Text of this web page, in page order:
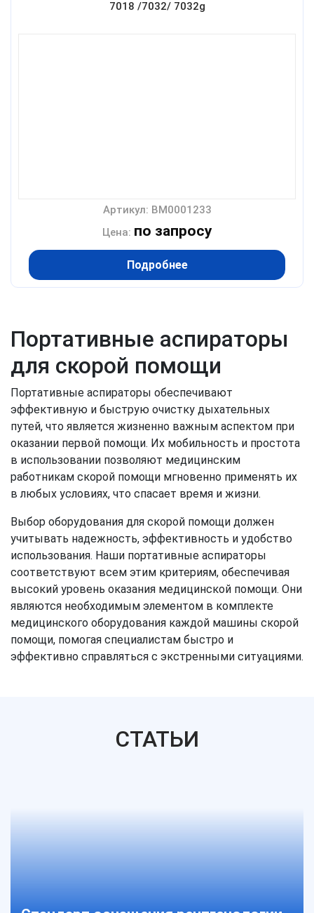
7018 /7032/ 7032g
Артикул: BM0001233
Цена: по запросу
Подробнее
Портативные аспираторы
для скорой помощи
Портативные аспираторы обеспечивают
эффективную и быструю очистку дыхательных
путей, что является жизненно важным аспектом при
оказании первой помощи. Их мобильность и простота
в использовании позволяют медицинским
работникам скорой помощи мгновенно применять их
в любых условиях, что спасает время и жизни.
Выбор оборудования для скорой помощи должен
учитывать надежность, эффективность и удобство
использования. Наши портативные аспираторы
соответствуют всем этим критериям, обеспечивая
высокий уровень оказания медицинской помощи. Они
являются необходимым элементом в комплекте
медицинского оборудования каждой машины скорой
помощи, помогая специалистам быстро и
эффективно справляться с экстренными ситуациями.
СТАТЬИ